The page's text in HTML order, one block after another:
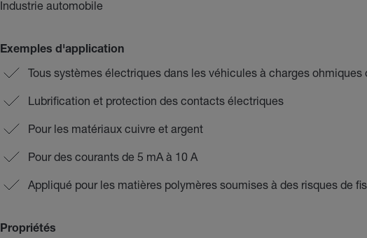
Industrie automobile
Exemples d'application
Tous systèmes électriques dans les véhicules à charges
Lubrification et protection des contacts électriques
Pour les matériaux cuivre et argent
Pour des courants de 5 mA à 10 A
Appliqué pour les matières polymères soumises à des risques de
Propriétés